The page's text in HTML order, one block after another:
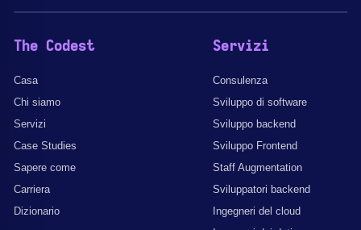
The Codest
Casa
Chi siamo
Servizi
Case Studies
Sapere come
Carriera
Dizionario
Servizi
Consulenza
Sviluppo di software
Sviluppo backend
Sviluppo Frontend
Staff Augmentation
Sviluppatori backend
Ingegneri del cloud